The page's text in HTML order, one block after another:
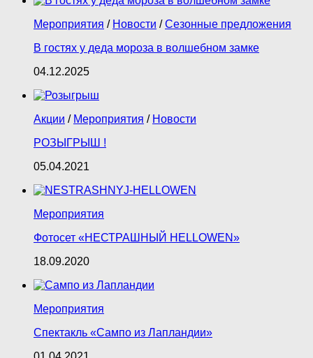
Мероприятия / Новости /Сезонные предложения
В гостях у деда мороза в волшебном замке
04.12.2025
Акции / Мероприятия / Новости
РОЗЫГРЫШ !
05.04.2021
Мероприятия
Фотосет «НЕСТРАШНЫЙ HELLOWEN»
18.09.2020
Мероприятия
Спектакль «Сампо из Лапландии»